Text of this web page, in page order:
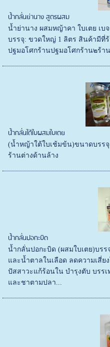
น้ำกลั่นย่านาง สูตรผสม
น้ำย่านาง ผสมหญ้าคา ใบเตย เ
บรรจุ: ขวดใหญ่ 1 ลิตร สินค้ามีที่
ปฐมอโศกร้านปฐมอโศกร้าน๒ร้า
น้ำกลั่นใต้ใบผสมใบเตย
(น้ำหญ้าใต้ใบเช้มข้น)ขนาดบรร
ร้านต่างด้านล้าง
น้ำกลั่นปอกะบิด
น้ำกลั่นปอกะบิด (ผสมใบเตย)บร
และน้ำตาลในเลือด ลดความเสี่ย
ปัสสาวะแก้ร้อนใน บำรุงตับ บรร
และชาตามปลา...